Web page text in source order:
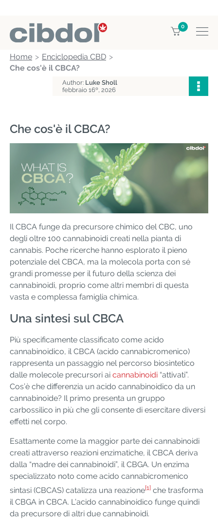
0
Home
Enciclopedia CBD
Che cos'è il CBCA?
Author: Luke Sholl
febbraio 16º, 2026
Che cos'è il CBCA?
Il CBCA funge da precursore chimico del CBC, uno
degli oltre 100 cannabinoidi creati nella pianta di
cannabis. Poche ricerche hanno esplorato il pieno
potenziale del CBCA, ma la molecola porta con sé
grandi promesse per il futuro della scienza dei
cannabinoidi, proprio come altri membri di questa
vasta e complessa famiglia chimica.
Una sintesi sul CBCA
Più specificamente classificato come acido
cannabinoidico, il CBCA (acido cannabicromenico)
rappresenta un passaggio nel percorso biosintetico
dalle molecole precursori ai cannabinoidi “attivati”.
Cos’è che differenzia un acido cannabinoidico da un
cannabinoide? Il primo presenta un gruppo
carbossilico in più che gli consente di esercitare diversi
effetti nel corpo.
Esattamente come la maggior parte dei cannabinoidi
creati attraverso reazioni enzimatiche, il CBCA deriva
dalla “madre dei cannabinoidi”, il CBGA. Un enzima
specializzato noto come acido cannabicromenico
sintasi (CBCAS) catalizza una reazione[1] che trasforma
il CBGA in CBCA. L’acido cannabinoidico funge quindi
da precursore di altri due cannabinoidi.